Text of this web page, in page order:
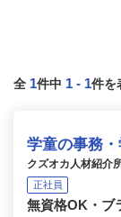
全 1件中 1 - 1件を
学童の事務
クズオカ人材紹介
正社員
無資格OK・ブ